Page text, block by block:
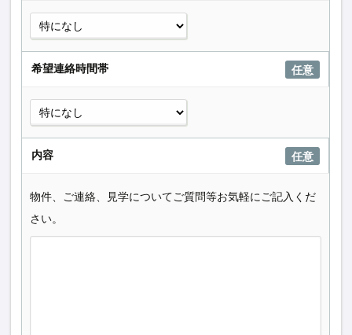
希望連絡時間帯 任意
内容 任意
物件、ご連絡、見学についてご質問等お気軽にご記入くだ
さい。